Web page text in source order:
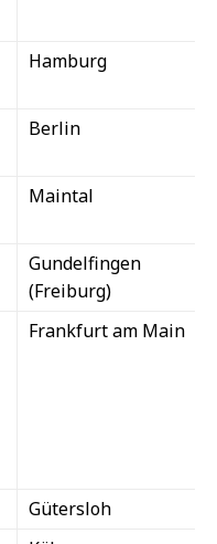
Hamburg
Berlin
Maintal
Gundelfingen
(Freiburg)
Frankfurt am Main
Gütersloh